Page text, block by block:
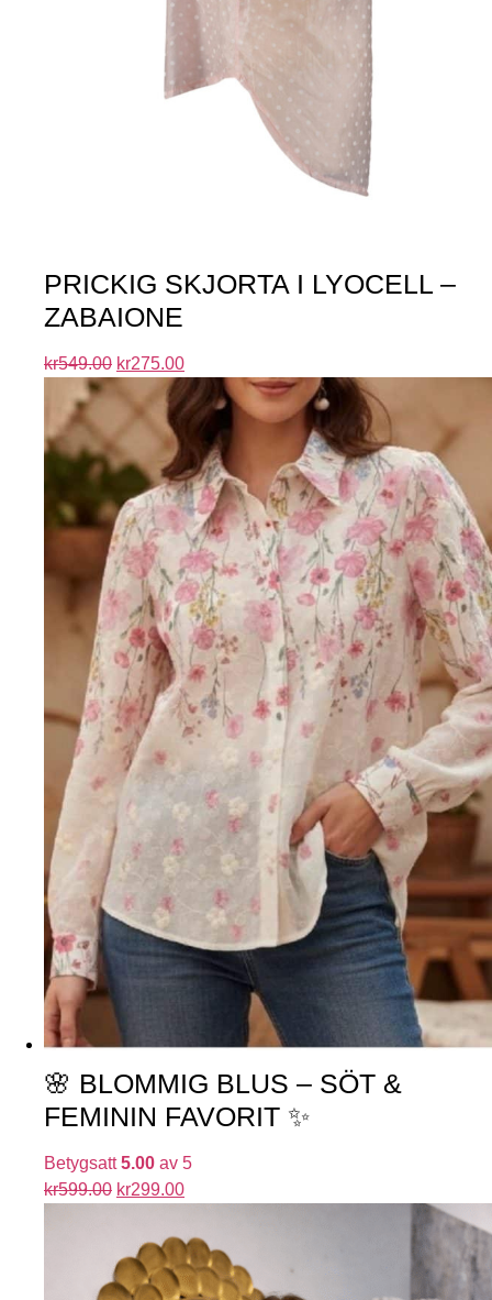
PRICKIG SKJORTA I LYOCELL –
ZABAIONE
kr549.00 kr275.00
🌸 BLOMMIG BLUS – SÖT &
FEMININ FAVORIT ✨
Betygsatt5.00 av 5
kr599.00 kr299.00